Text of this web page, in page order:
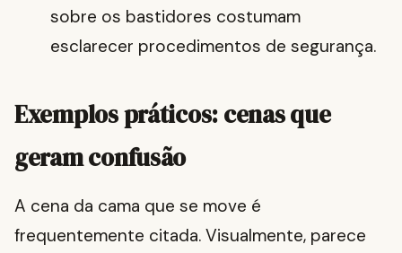
sobre os bastidores costumam
esclarecer procedimentos de segurança.
Exemplos práticos: cenas que
geram confusão
A cena da cama que se move é
frequentemente citada. Visualmente, parece